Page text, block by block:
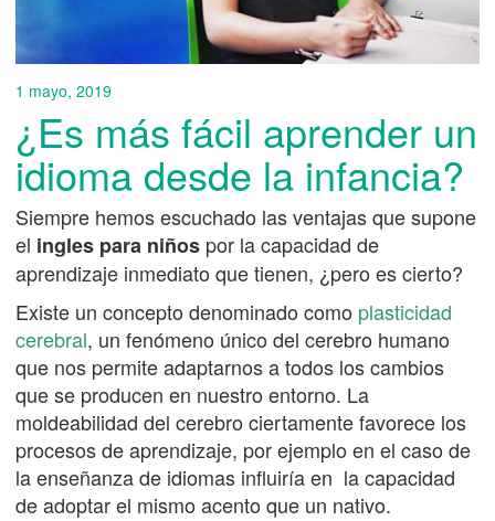
1 mayo, 2019
¿Es más fácil aprender un
idioma desde la infancia?
Siempre hemos escuchado las ventajas que supone
el ingles para niños por la capacidad de
aprendizaje inmediato que tienen, ¿pero es cierto?
Existe un concepto denominado como plasticidad
cerebral, un fenómeno único del cerebro humano
que nos permite adaptarnos a todos los cambios
que se producen en nuestro entorno. La
moldeabilidad del cerebro ciertamente favorece los
procesos de aprendizaje, por ejemplo en el caso de
la enseñanza de idiomas influiría en la capacidad
de adoptar el mismo acento que un nativo.